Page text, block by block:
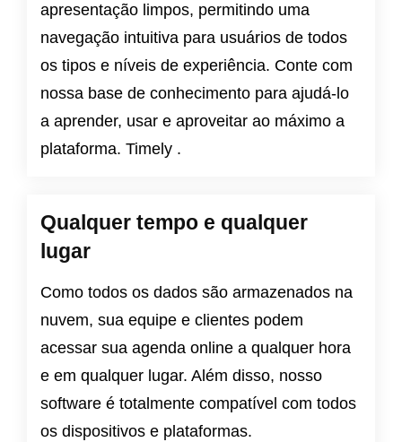
apresentação limpos, permitindo uma
navegação intuitiva para usuários de todos
os tipos e níveis de experiência. Conte com
nossa base de conhecimento para ajudá-lo
a aprender, usar e aproveitar ao máximo a
plataforma. Timely .
Qualquer tempo e qualquer
lugar
Como todos os dados são armazenados na
nuvem, sua equipe e clientes podem
acessar sua agenda online a qualquer hora
e em qualquer lugar. Além disso, nosso
software é totalmente compatível com todos
os dispositivos e plataformas.